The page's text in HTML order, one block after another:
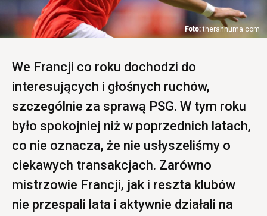
therahnuma.com
We Francji co roku dochodzi do
interesujących i głośnych ruchów,
szczególnie za sprawą PSG. W tym roku
było spokojniej niż w poprzednich latach,
co nie oznacza, że nie usłyszeliśmy o
ciekawych transakcjach. Zarówno
mistrzowie Francji, jak i reszta klubów
nie przespali lata i aktywnie działali na